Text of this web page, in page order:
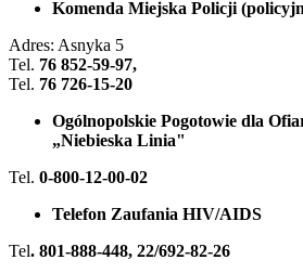
Komenda Miejska Policji
Adres: Asnyka 5
Tel. 76 852-59-97,
Tel. 76 726-15-20
Ogólnopolskie Pogotowie dla
„Niebieska Linia"
Tel. 0-800-12-00-02
Telefon Zaufania HIV/AIDS
Tel. 801-888-448, 22/692-82-26